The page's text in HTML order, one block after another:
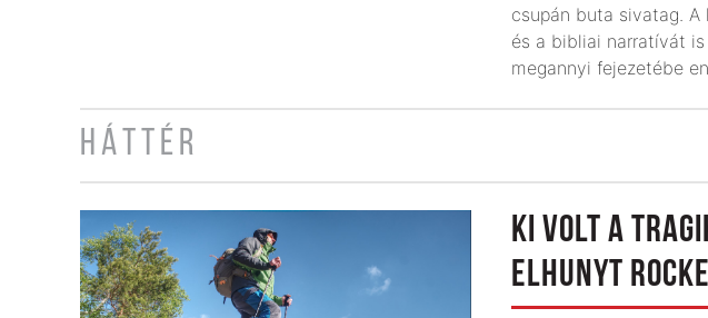
csupán buta sivatag. A
és a bibliai narratívát
megannyi fejezetébe
HÁTTÉR
KI VOLT A
ELHUNYT